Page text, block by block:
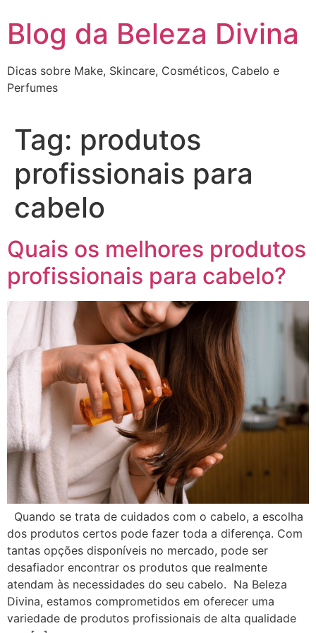
para
Blog da Beleza Divina
Dicas sobre Make, Skincare, Cosméticos, Cabelo e
Perfumes
Tag: produtos
profissionais para
cabelo
Quais os melhores produtos
profissionais para cabelo?
Quando se trata de cuidados com o cabelo, a escolha
dos produtos certos pode fazer toda a diferença. Com
tantas opções disponíveis no mercado, pode ser
desafiador encontrar os produtos que realmente
atendam às necessidades do seu cabelo. Na Beleza
Divina, estamos comprometidos em oferecer uma
variedade de produtos profissionais de alta qualidade